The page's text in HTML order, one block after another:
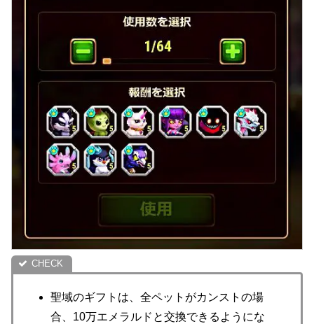
聖域のギフトは、全ペットがカンストの場
合、10万エメラルドと交換できるようにな